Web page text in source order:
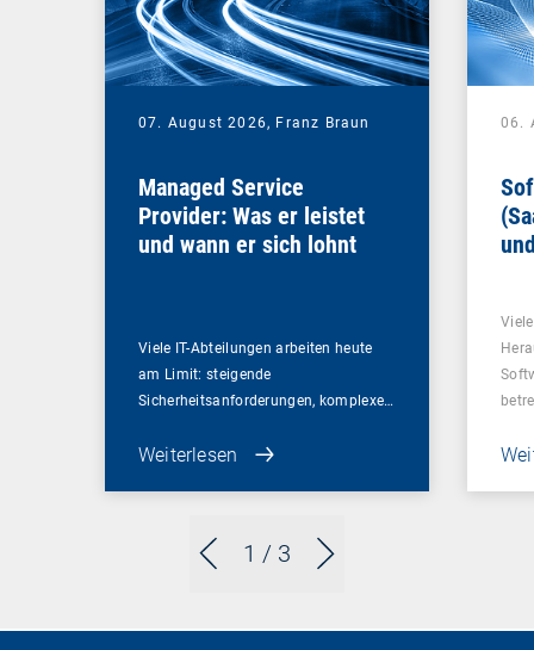
1 / 3
07. August 2026, Franz Braun
Managed Service
Provider: Was er leistet
und wann er sich lohnt
Viele IT-Abteilungen arbeiten heute
am Limit: steigende
Sicherheitsanforderungen, komplexe…
Weiterlesen
06.